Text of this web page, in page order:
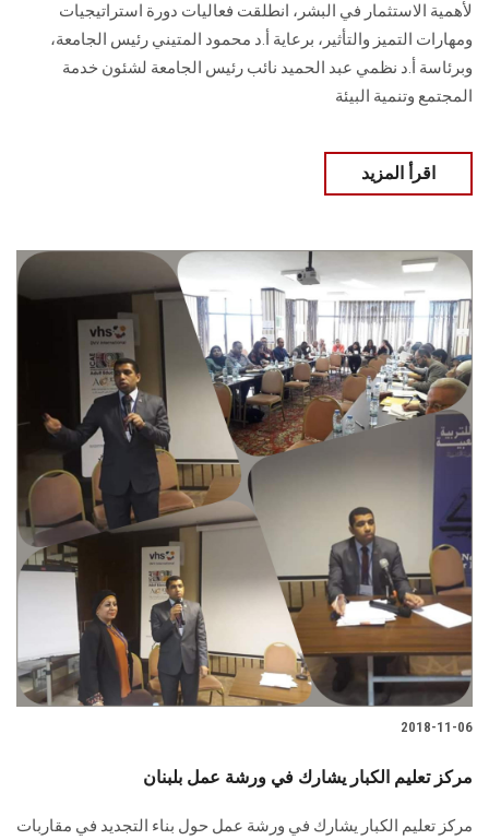
الخريجين
لأهمية الاستثمار في البشر، انطلقت فعاليات دورة استراتيجيات
ومهارات التميز والتأثير، برعاية أ.د محمود المتيني رئيس الجامعة،
وبرئاسة أ.د نظمي عبد الحميد نائب رئيس الجامعة لشئون خدمة
المجتمع وتنمية البيئة
اقرأ المزيد
2018-11-06
مركز تعليم الكبار يشارك في ورشة عمل بلبنان
مركز تعليم الكبار يشارك في ورشة عمل حول بناء التجديد في مقاربات